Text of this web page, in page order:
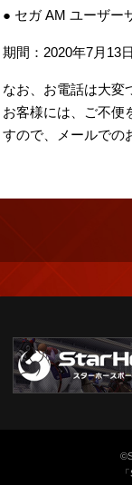
● セガ AM ユーザー
期間：2020年7月13
なお、お電話は大変
お客様には、ご不便
すので、メールでの